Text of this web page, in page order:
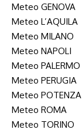
Meteo GENOVA
Meteo L’AQUILA
Meteo MILANO
Meteo NAPOLI
Meteo PALERMO
Meteo PERUGIA
Meteo POTENZA
Meteo ROMA
Meteo TORINO